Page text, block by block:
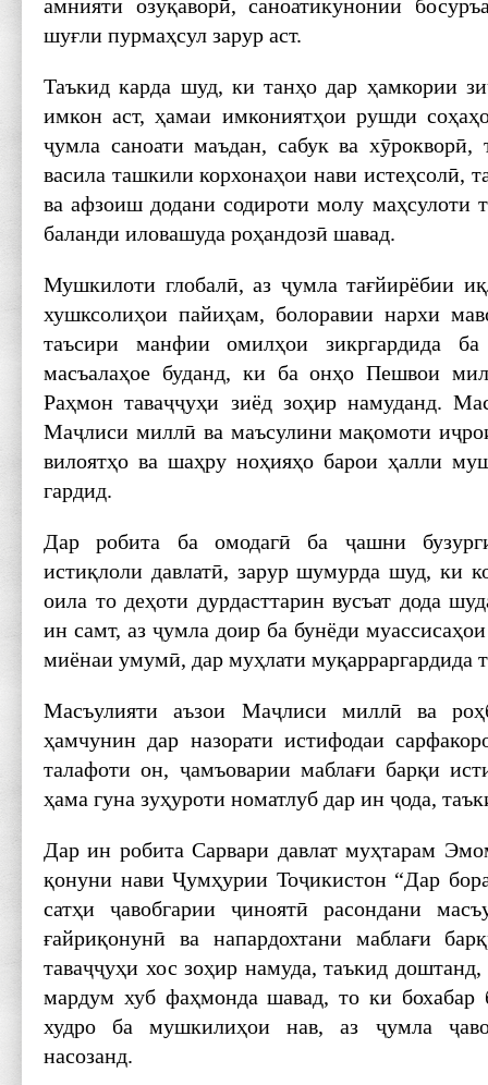
амнияти озуқаворӣ, саноатикунонии
шуғли пурмаҳсул зарур аст.
Таъкид карда шуд, ки танҳо дар ҳамкории
имкон аст, ҳамаи имкониятҳои рушди
ҷумла саноати маъдан, сабук ва
васила ташкили корхонаҳои нави истеҳсолӣ,
ва афзоиш додани содироти молу маҳсулоти
баланди иловашуда роҳандозӣ шавад.
Мушкилоти глобалӣ, аз ҷумла тағйирёбии
хушксолиҳои пайиҳам, болоравии нархи
таъсири манфии омилҳои зикргардида
масъалаҳое буданд, ки ба онҳо Пешвои
Раҳмон таваҷҷуҳи зиёд зоҳир намуданд.
Маҷлиси миллӣ ва маъсулини мақомоти
вилоятҳо ва шаҳру ноҳияҳо барои ҳалли
гардид.
Дар робита ба омодагӣ ба ҷашни
истиқлоли давлатӣ, зарур шумурда шуд, ки
оила то деҳоти дурдасттарин вусъат дода
ин самт, аз ҷумла доир ба бунёди
миёнаи умумӣ, дар муҳлати муқарраргардида
Масъулияти аъзои Маҷлиси миллӣ ва
ҳамчунин дар назорати истифодаи
талафоти он, ҷамъоварии маблағи барқи
ҳама гуна зуҳуроти номатлуб дар ин ҷода,
Дар ин робита Сарвари давлат муҳтарам
қонуни нави Ҷумҳурии Тоҷикистон “Дар
сатҳи ҷавобгарии ҷиноятӣ расондани
ғайриқонунӣ ва напардохтани маблағи
таваҷҷуҳи хос зоҳир намуда, таъкид
мардум хуб фаҳмонда шавад, то ки бохабар
худро ба мушкилиҳои нав, аз ҷумла
насозанд.